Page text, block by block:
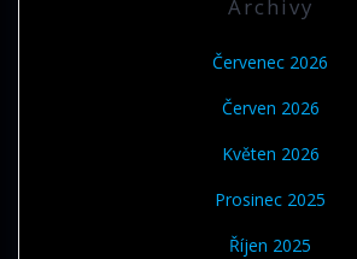
Archivy
Červenec 2026
Červen 2026
Květen 2026
Prosinec 2025
Říjen 2025